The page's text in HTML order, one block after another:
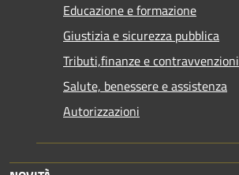
Educazione e formazione
Giustizia e sicurezza pubblica
Tributi,finanze e contravvenzioni
Salute, benessere e assistenza
Autorizzazioni